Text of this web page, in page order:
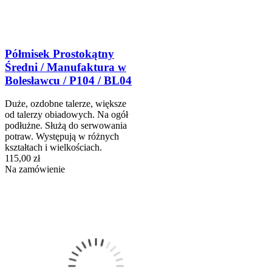
Półmisek Prostokątny
Średni / Manufaktura w
Bolesławcu / P104 / BL04
Duże, ozdobne talerze, większe
od talerzy obiadowych. Na ogół
podłużne. Służą do serwowania
potraw. Występują w różnych
kształtach i wielkościach.
115,00 zł
Na zamówienie